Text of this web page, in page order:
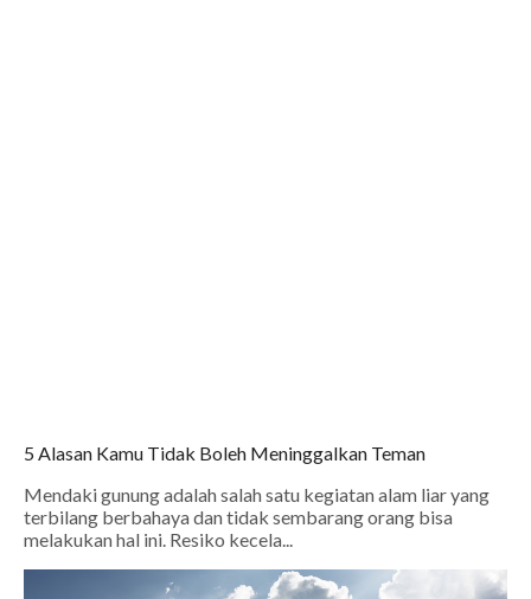
5 Alasan Kamu Tidak Boleh Meninggalkan Teman
Mendaki gunung adalah salah satu kegiatan alam liar yang
terbilang berbahaya dan tidak sembarang orang bisa
melakukan hal ini. Resiko kecela...